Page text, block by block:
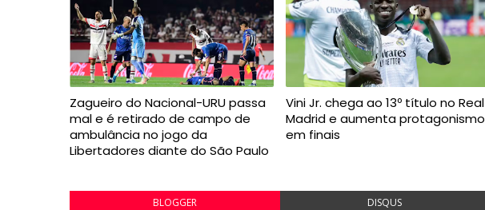
Zagueiro do Nacional-URU passa
mal e é retirado de campo de
ambulância no jogo da
Libertadores diante do São Paulo
Vini Jr. chega ao 13º título no Real
Madrid e aumenta protagonismo
em finais
BLOGGER DISQUS